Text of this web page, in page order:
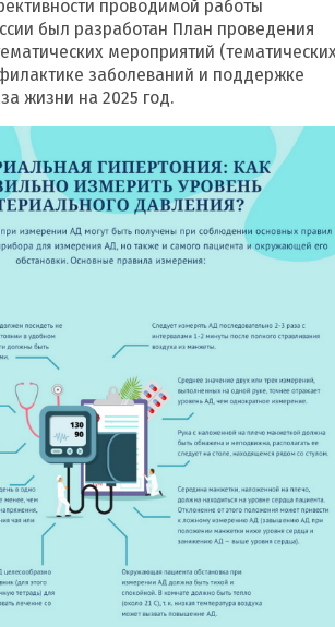
проводимой работы
был разработан План проведения
мероприятий
заболеваний и поддержке
жизни на 2025 год.